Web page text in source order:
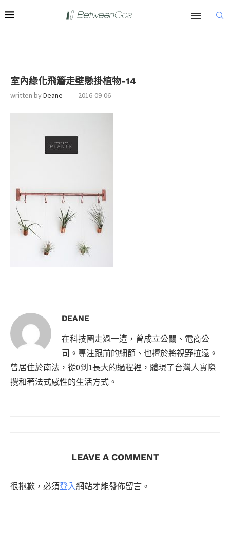
室內綠化飛簷走壁懸掛植物-14
written byDeane 2016-09-06
DEANE
在科技圈走過一遭，曾成立公關、電商公
司。專注跟前的細節、也擅於將視野拉遠。
曾居住於南法，從0到1長大的過程裡，體現了台灣人實際
攪和著法式感性的生活方式。
LEAVE A COMMENT
很抱歉，必須登入網站才能發佈留言。